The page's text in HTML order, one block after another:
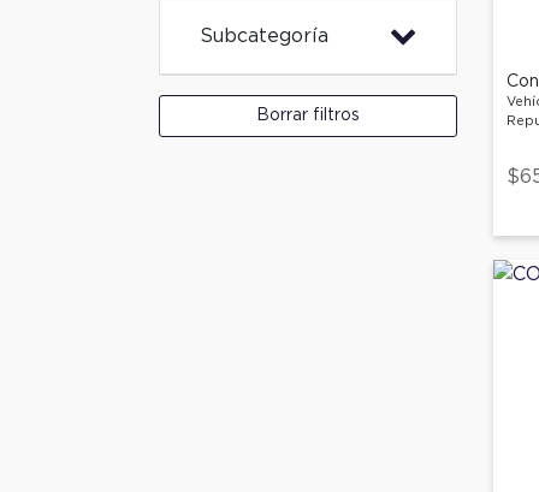
Subcategoría
Borrar filtros